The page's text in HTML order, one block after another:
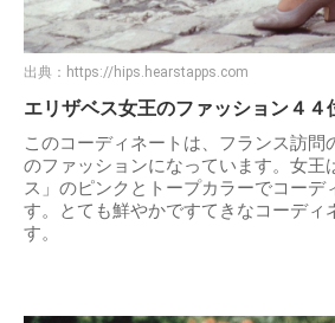
出典： https://hips.hearstapps.com
エリザベス女王のファッション４４
このコーディネートは、フランス訪問
のファッションになっています。女王
ス」のピンクとトープカラーでコーデ
す。とても鮮やかですてきなコーディ
す。